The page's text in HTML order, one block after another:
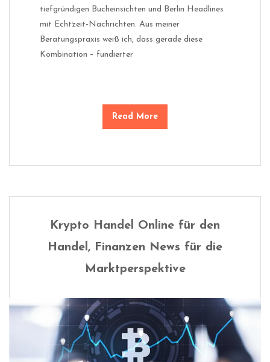
tiefgründigen Bucheinsichten und Berlin Headlines
mit Echtzeit-Nachrichten. Aus meiner
Beratungspraxis weiß ich, dass gerade diese
Kombination – fundierter
Read More
Krypto Handel Online für den
Handel, Finanzen News für die
Marktperspektive